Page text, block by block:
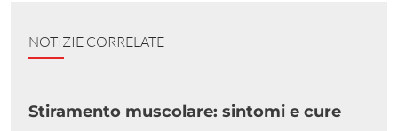
NOTIZIE CORRELATE
Stiramento muscolare: sintomi e cure